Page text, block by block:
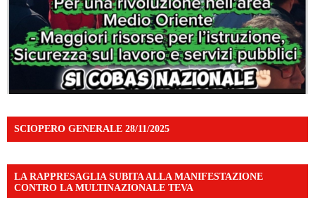
SCIOPERO GENERALE 28/11/2025
LA RAPPRESAGLIA SUBITA ALLA MANIFESTAZIONE
CONTRO LA MULTINAZIONALE TEVA